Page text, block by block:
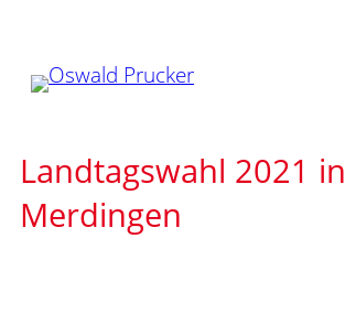
springen
Landtagswahl 2021 in
Merdingen